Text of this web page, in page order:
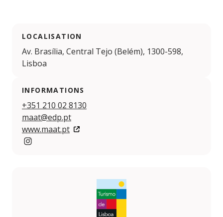
LOCALISATION
Av. Brasília, Central Tejo (Belém), 1300-598,
Lisboa
INFORMATIONS
+351 210 02 8130
maat@edp.pt
www.maat.pt